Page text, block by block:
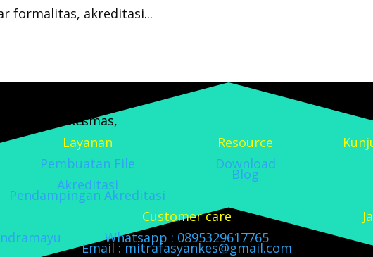
formalitas, akreditasi...
Layanan
Pembuatan File
Akreditasi
Pendampingan Akreditasi
Resource
Download
Blog
Customer care
Whatsapp : 0895329617765
Email : mitrafasyankes@gmail.com